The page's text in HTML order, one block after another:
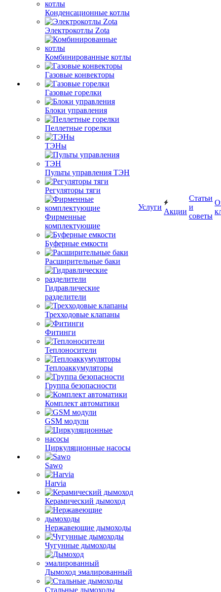
Конденсационные котлы
Электрокотлы Zota
Комбинированные котлы
Газовые конвекторы
Газовые горелки
Блоки управления
Пеллетные горелки
ТЭНы
Пульты управления ТЭН
Регуляторы тяги
Фирменные
комплектующие
Буферные емкости
Расширительные баки
Гидравлические
разделители
Трехходовые клапаны
Фитинги
Теплоносители
Теплоаккумуляторы
Группа безопасности
Комплект автоматики
GSM модули
Циркуляционные насосы
Sawo
Harvia
Керамический дымоход
Нержавеющие дымоходы
Чугунные дымоходы
Дымоход эмалированный
Стальные дымоходы
Услуги
Акции
Статьи
и
советы